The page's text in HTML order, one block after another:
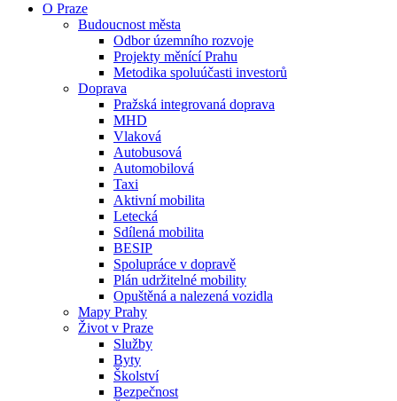
O Praze
Budoucnost města
Odbor územního rozvoje
Projekty měnící Prahu
Metodika spoluúčasti investorů
Doprava
Pražská integrovaná doprava
MHD
Vlaková
Autobusová
Automobilová
Taxi
Aktivní mobilita
Letecká
Sdílená mobilita
BESIP
Spolupráce v dopravě
Plán udržitelné mobility
Opuštěná a nalezená vozidla
Mapy Prahy
Život v Praze
Služby
Byty
Školství
Bezpečnost